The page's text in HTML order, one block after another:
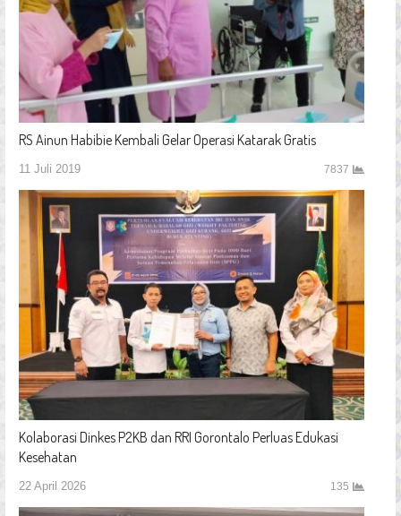
RS Ainun Habibie Kembali Gelar Operasi Katarak Gratis
11 Juli 2019 7837
Kolaborasi Dinkes P2KB dan RRI Gorontalo Perluas Edukasi
Kesehatan
22 April 2026 135